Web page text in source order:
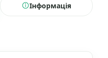
Інформація